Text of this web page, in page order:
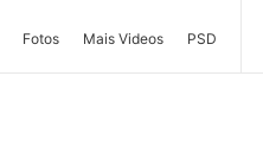
Fotos Mais Videos PSD